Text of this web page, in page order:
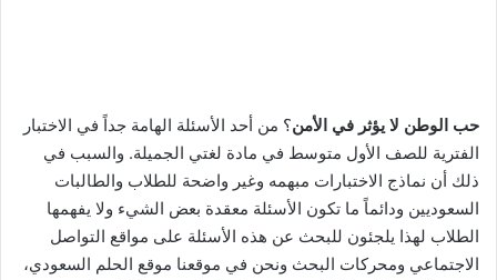
حب الوطن لا يؤثر في الأمن؟ من أحد الأسئلة الهامة جداً في الاختبار
الفترية للصف الأول متوسط في مادة لغتي الجميلة. والسبب في
ذلك أن نماذج الاختبارات مبهمه وغير واضحة للطلاب والطالبات
السعوديين ودائماً ما تكون الأسئلة معقدة بعض الشيء ولا يفهمها
الطلاب لهذا يلجئون للبحث عن هذه الأسئلة على مواقع التواصل
الاجتماعي ومحركات البحث ونحن في موقعنا موقع الحلم السعودي،